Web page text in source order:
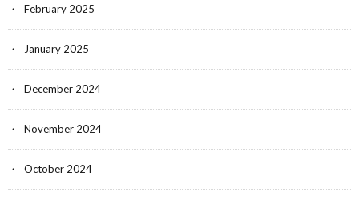
February 2025
January 2025
December 2024
November 2024
October 2024